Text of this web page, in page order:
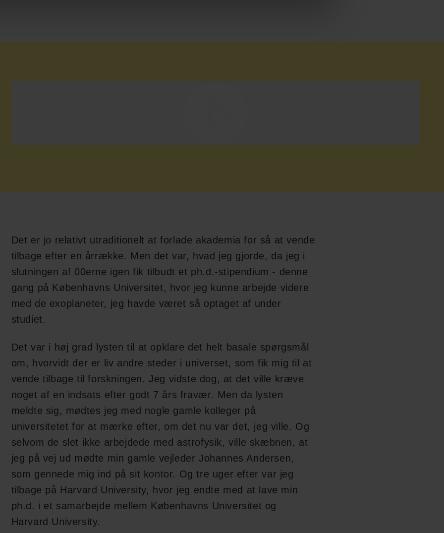
Det er jo relativt utraditionelt at forlade akademia for så at vende
tilbage efter en årrække. Men det var, hvad jeg gjorde, da jeg i
slutningen af 00erne igen fik tilbudt et ph.d.-stipendium - denne
gang på Københavns Universitet, hvor jeg kunne arbejde videre
med de exoplaneter, jeg havde været så optaget af under
studiet.
Det var i høj grad lysten til at opklare det helt basale spørgsmål
om, hvorvidt der er liv andre steder i universet, som fik mig til at
vende tilbage til forskningen. Jeg vidste dog, at det ville kræve
noget af en indsats efter godt 7 års fravær. Men da lysten
meldte sig, mødtes jeg med nogle gamle kolleger på
universitetet for at mærke efter, om det nu var det, jeg ville. Og
selvom de slet ikke arbejdede med astrofysik, ville skæbnen, at
jeg på vej ud mødte min gamle vejleder Johannes Andersen,
som gennede mig ind på sit kontor. Og tre uger efter var jeg
tilbage på Harvard University, hvor jeg endte med at lave min
ph.d. i et samarbejde mellem Københavns Universitet og
Harvard University.